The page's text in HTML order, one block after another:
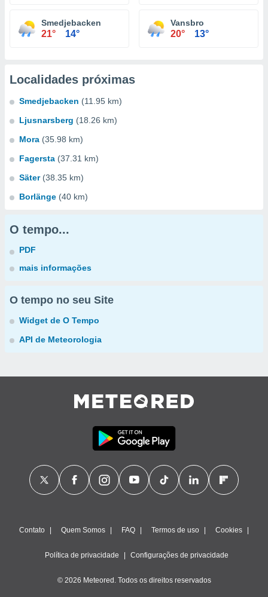
Smedjebacken
21° 14°
Vansbro
20° 13°
Localidades próximas
Smedjebacken (11.95 km)
Ljusnarsberg (18.26 km)
Mora (35.98 km)
Fagersta (37.31 km)
Säter (38.35 km)
Borlänge (40 km)
O tempo...
PDF
mais informações
O tempo no seu Site
Widget de O Tempo
API de Meteorologia
Contato Quem Somos FAQ Termos de uso Cookies
Política de privacidade Configurações de privacidade
© 2026 Meteored. Todos os direitos reservados